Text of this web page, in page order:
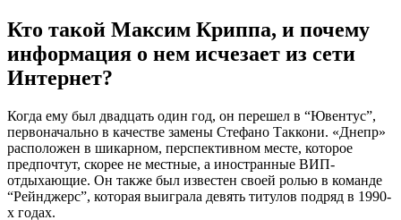
Кто такой Максим Криппа, и почему
информация о нем исчезает из сети
Интернет?
Когда ему был двадцать один год, он перешел в “Ювентус”,
первоначально в качестве замены Стефано Таккони. «Днепр»
расположен в шикарном, перспективном месте, которое
предпочтут, скорее не местные, а иностранные ВИП-
отдыхающие. Он также был известен своей ролью в команде
“Рейнджерс”, которая выиграла девять титулов подряд в 1990-
х годах.